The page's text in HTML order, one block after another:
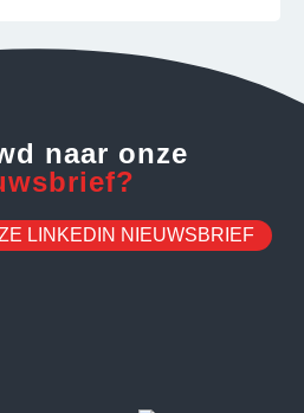
naar onze
LINKEDIN NIEUWSBRIEF